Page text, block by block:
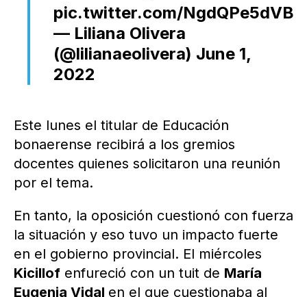
pic.twitter.com/NgdQPe5dVB
— Liliana Olivera
(@lilianaeolivera) June 1,
2022
Este lunes el titular de Educación
bonaerense recibirá a los gremios
docentes quienes solicitaron una reunión
por el tema.
En tanto, la oposición cuestionó con fuerza
la situación y eso tuvo un impacto fuerte
en el gobierno provincial. El miércoles
Kicillof enfureció con un tuit de María
Eugenia Vidal en el que cuestionaba al